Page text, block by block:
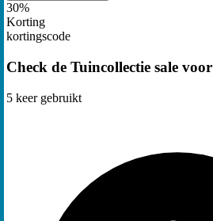
30%
Korting
kortingscode
Check de Tuincollectie sale voor
5 keer gebruikt